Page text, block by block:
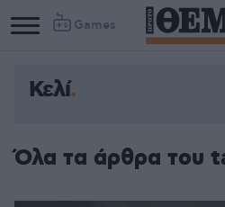
Games
Κελί
Όλα τα άρθρα του